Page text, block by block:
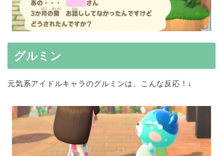
グルミン
元気系アイドルキャラのグルミンは、こんな反応！↓